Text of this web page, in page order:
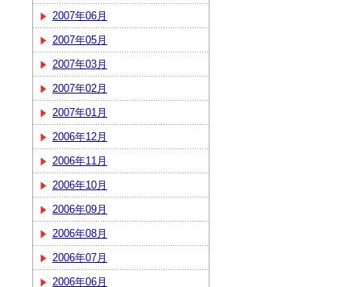
2007年06月
2007年05月
2007年03月
2007年02月
2007年01月
2006年12月
2006年11月
2006年10月
2006年09月
2006年08月
2006年07月
2006年06月